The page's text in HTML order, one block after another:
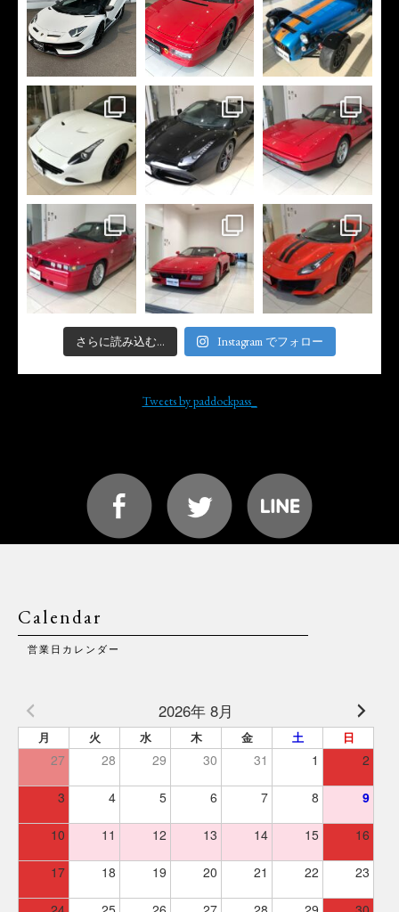
さらに読み込む... Instagram でフォロー
Tweets by paddockpass_
Calendar
営業日カレンダー
2026年 8月
月 火 水 木 金 土 日
27 28 29 30 31 1 2
3 4 5 6 7 8 9
10 11 12 13 14 15 16
17 18 19 20 21 22 23